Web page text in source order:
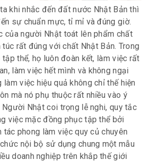
khi nhắc đến đất nước Nhật Bản thì
sự chuẩn mực, tỉ mỉ và đúng giờ.
của người Nhật toát lên phẩm chất
rất đúng với chất Nhật Bản. Trong
thể, họ luôn đoàn kết, làm việc rất
làm việc hết mình và không ngại
việc hiệu quả không chỉ thế hiện
mà nó phụ thuộc rất nhiều vào ý
Nhật coi trọng lễ nghi, quy tắc
việc mặc đồng phục tập thể bởi
tác phong làm việc quy củ chuyên
nội bộ sử dụng chung một mẫu
doanh nghiệp trên khắp thế giới